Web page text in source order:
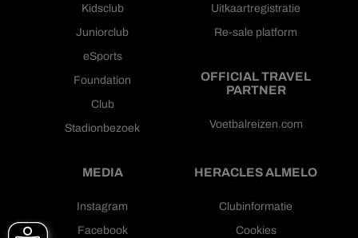
Kidsclub
Juniorclub
eSports
Foundation
Club
Stadionbezoek
Uitkaartregistratie
Re-sale platform
OFFICIAL TRAVEL
PARTNER
Voetbalreizen.com
MEDIA
Instagram
Facebook
HERACLES ALMELO
Clubinformatie
Cookies